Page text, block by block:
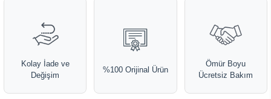
Kolay İade ve
Değişim
%100 Orijinal Ürün
Ömür Boyu
Ücretsiz Bakım